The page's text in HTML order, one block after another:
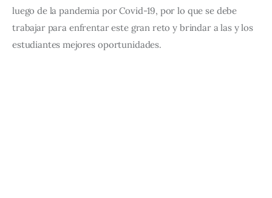
luego de la pandemia por Covid-19, por lo que se debe
trabajar para enfrentar este gran reto y brindar a las y los
estudiantes mejores oportunidades.